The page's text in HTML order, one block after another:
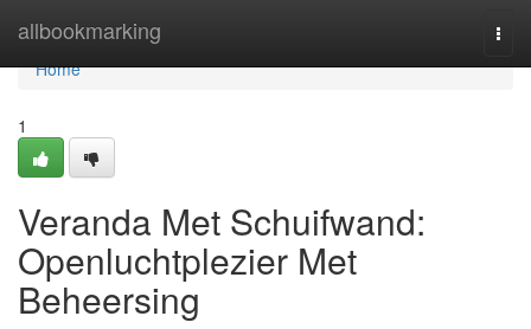
allbookmarking
Home
Home
1
Veranda Met Schuifwand:
Openluchtplezier Met
Beheersing